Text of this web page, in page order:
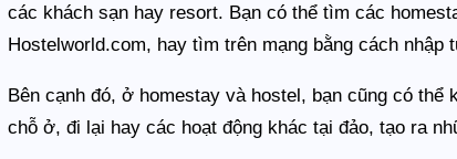
các khách sạn hay resort. Bạn có thể tìm các
Hostelworld.com, hay tìm trên mạng bằng cách nhập
Bên cạnh đó, ở homestay và hostel, bạn cũng có
chỗ ở, đi lại hay các hoạt động khác tại đảo, tạo ra